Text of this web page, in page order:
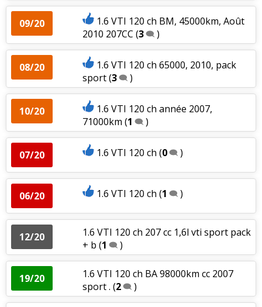
09/20
1.6 VTI 120 ch BM, 45000km, Août
2010 207CC (3 )
08/20
1.6 VTI 120 ch 65000, 2010, pack
sport(3 )
10/20
1.6 VTI 120 ch année 2007,
71000km (1 )
07/20 1.6 VTI 120 ch (0 )
06/20 1.6 VTI 120 ch (1 )
12/20
1.6 VTI 120 ch 207 cc 1,6l vti sport pack
+ b (1 )
19/20
1.6 VTI 120 ch BA 98000km cc 2007
sport . (2 )